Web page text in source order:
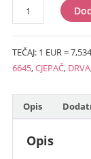
CJEPAČ-
USITNJIVAČ
DRVA
HECHT
TEČAJ: 1 EUR =
6645,CJEPAČ, DRVA
Opis
Opis